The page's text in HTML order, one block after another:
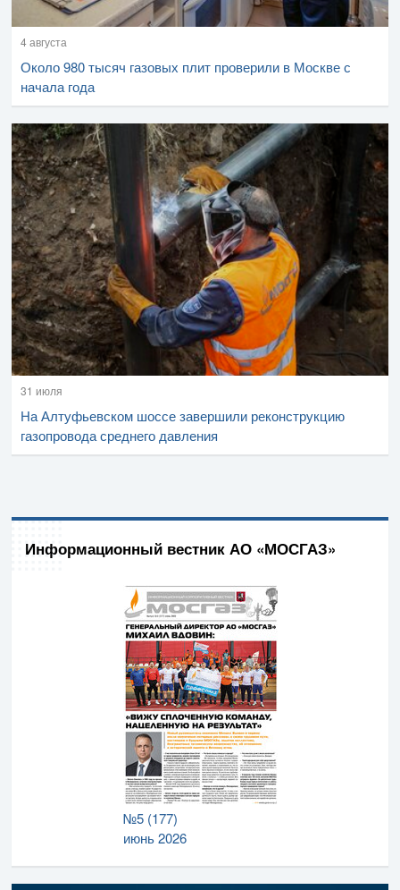
4 августа
Около 980 тысяч газовых плит проверили в Москве с
начала года
31 июля
На Алтуфьевском шоссе завершили реконструкцию
газопровода среднего давления
Информационный вестник АО «МОСГАЗ»
№5 (177)
июнь 2026